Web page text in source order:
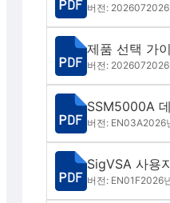
버전: 202607
제품 선택 가
버전: 202607
SSM5000A
버전: EN03A2026
SigVSA 사용
버전: EN01F2026